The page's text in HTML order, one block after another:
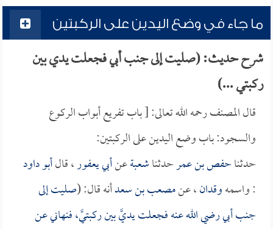
ما جاء في وضع اليدين على الركبتين
شرح حديث: (صليت إلى جنب أبي فجعلت يدي بين
ركبتي ...)
قال المصنف رحمه الله تعالى: [ باب تفريع أبواب الركوع
والسجود: باب وضع اليدين على الركبتين:
حدثناحفص بن عمرحدثناشعبةعنأبي يعفور، قالأبو داود
: واسمهوقدان، عنمصعب بن سعدأنه قال: (صليت إلى
جنب أبي رضي الله عنه فجعلت يديَّ بين ركبتيَّ، فنهاني عن